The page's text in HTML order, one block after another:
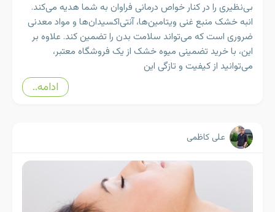
بی‌نظیری را در کنار خواص درمانی فراوان به شما هدیه می‌کند.
انبه خشک منبع غنی ویتامین‌ها، آنتی‌اکسیدان‌ها و مواد معدنی
ضروری است که می‌تواند سلامت بدن را تضمین کند. علاوه بر
این، با خرید تضمینی میوه خشک از یک فروشگاه‌ معتبر،
می‌توانید از کیفیت و تازگی این
ادامه..
علی کاظمی